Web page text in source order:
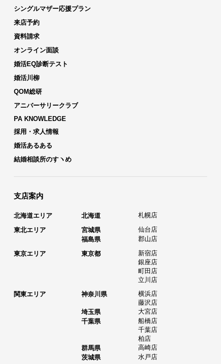
シングルマザー応援プラン
来店予約
資料請求
オンライン面談
婚活EQ診断テスト
婚活川柳
QOM総研
アニバーサリークラブ
PA KNOWLEDGE
採用・求人情報
婚活あるある
結婚相談所のすヽめ
支店案内
北海道エリア 北海道
札幌店
東北エリア
宮城県
仙台店
福島県
郡山店
東京エリア
東京都
新宿店
銀座店
町田店
立川店
関東エリア
神奈川県
横浜店
藤沢店
埼玉県
大宮店
千葉県
船橋店
千葉店
柏店
群馬県
高崎店
茨城県
水戸店